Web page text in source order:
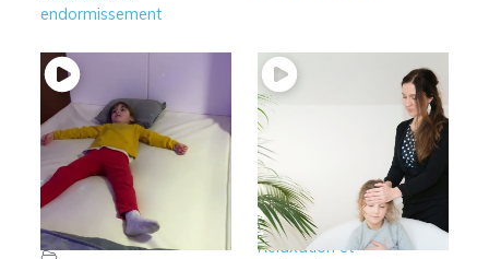
endormissement
7′ – Relaxation de 3
à 5 ans : Exemple
pratique
7 – Relaxation de 3
à 5 ans
Relaxation et